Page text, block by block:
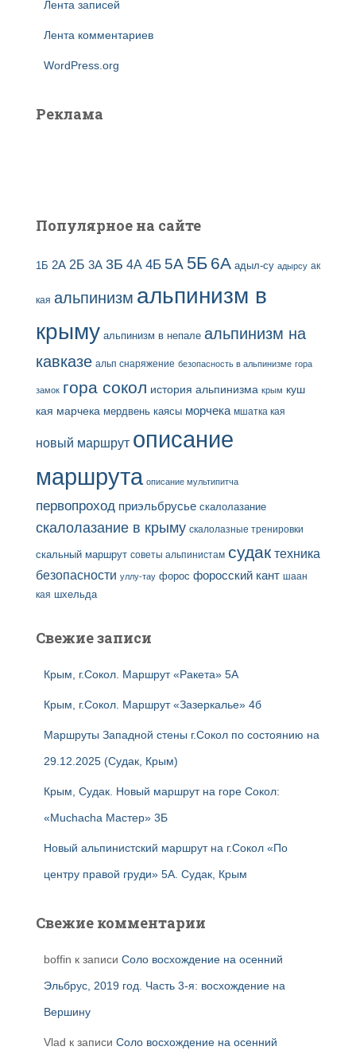
Лента записей
Лента комментариев
WordPress.org
Реклама
Популярное на сайте
1Б 2А 2Б 3А 3Б 4А 4Б 5А 5Б 6А адыл-су адырсу ак
кая альпинизм альпинизм в
крыму альпинизм в непале альпинизм на
кавказе альп снаряжение безопасность в альпинизме гора
замок гора сокол история альпинизма крым куш
кая марчека мердвень каясы морчека мшатка кая
новый маршрут описание
маршрута описание мультипитча
первопроход приэльбрусье скалолазание
скалолазание в крыму скалолазные тренировки
скальный маршрут советы альпинистам судак техника
безопасности уллу-тау форос форосский кант шаан
кая шхельда
Свежие записи
Крым, г.Сокол. Маршрут «Ракета» 5А
Крым, г.Сокол. Маршрут «Зазеркалье» 4б
Маршруты Западной стены г.Сокол по состоянию на
29.12.2025 (Судак, Крым)
Крым, Судак. Новый маршрут на горе Сокол:
«Muchacha Мастер» 3Б
Новый альпинистский маршрут на г.Сокол «По
центру правой груди» 5А. Судак, Крым
Свежие комментарии
boffin к записи Соло восхождение на осенний
Эльбрус, 2019 год. Часть 3-я: восхождение на
Вершину
Vlad к записи Соло восхождение на осенний